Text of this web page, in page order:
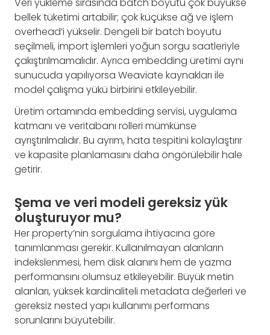
bellek tüketimi artabilir; çok küçükse ağ ve işlem
overhead’i yükselir. Dengeli bir batch boyutu
seçilmeli, import işlemleri yoğun sorgu saatleriyle
çakıştırılmamalıdır. Ayrıca embedding üretimi aynı
sunucuda yapılıyorsa Weaviate kaynakları ile
model çalışma yükü birbirini etkileyebilir.
Üretim ortamında embedding servisi, uygulama
katmanı ve veritabanı rolleri mümkünse
ayrıştırılmalıdır. Bu ayrım, hata tespitini kolaylaştırır
ve kapasite planlamasını daha öngörülebilir hale
getirir.
Şema ve veri modeli gereksiz yük
oluşturuyor mu?
Her property’nin sorgulama ihtiyacına göre
tanımlanması gerekir. Kullanılmayan alanların
indekslenmesi, hem disk alanını hem de yazma
performansını olumsuz etkileyebilir. Büyük metin
alanları, yüksek kardinaliteli metadata değerleri ve
gereksiz nested yapı kullanımı performans
sorunlarını büyütebilir.